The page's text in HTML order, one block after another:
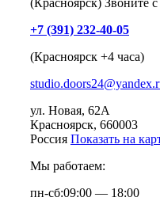
(Красноярск) Звоните
+7 (391) 232-40-05
(Красноярск +4 часа)
ул. Новая, 62А
Красноярск, 660003
Россия Показать на
Мы работаем:
пн-сб:09:00 — 18:00